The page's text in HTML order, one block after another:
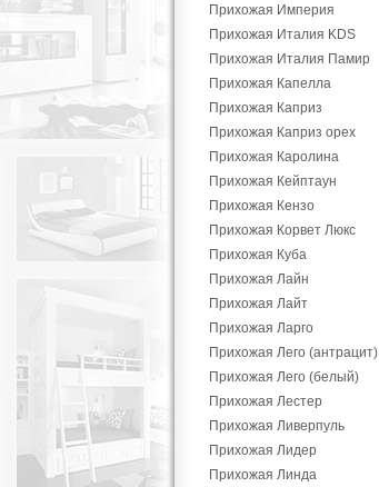
Прихожая Империя
Прихожая Италия KDS
Прихожая Италия Памир
Прихожая Капелла
Прихожая Каприз
Прихожая Каприз орех
Прихожая Каролина
Прихожая Кейптаун
Прихожая Кензо
Прихожая Корвет Люкс
Прихожая Куба
Прихожая Лайн
Прихожая Лайт
Прихожая Ларго
Прихожая Лего (антрацит)
Прихожая Лего (белый)
Прихожая Лестер
Прихожая Ливерпуль
Прихожая Лидер
Прихожая Линда